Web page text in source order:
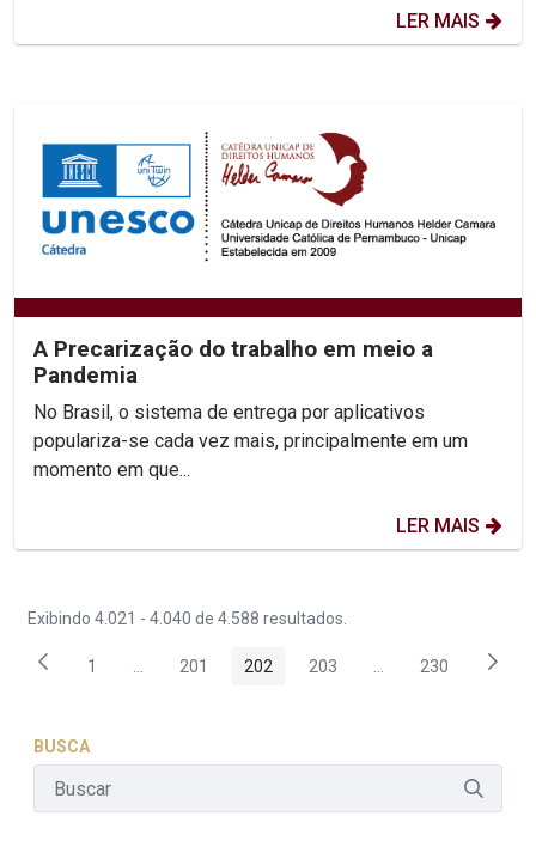
LER MAIS
A Precarização do trabalho em meio a
Pandemia
No Brasil, o sistema de entrega por aplicativos
populariza-se cada vez mais, principalmente em um
momento em que...
LER MAIS
Exibindo 4.021 - 4.040 de 4.588 resultados.
Página
1 ...Páginas intermediárias Usar ABA para navegar.
Página
201 Página
202 Página
203 ...PáginasPágina
230
BUSCA